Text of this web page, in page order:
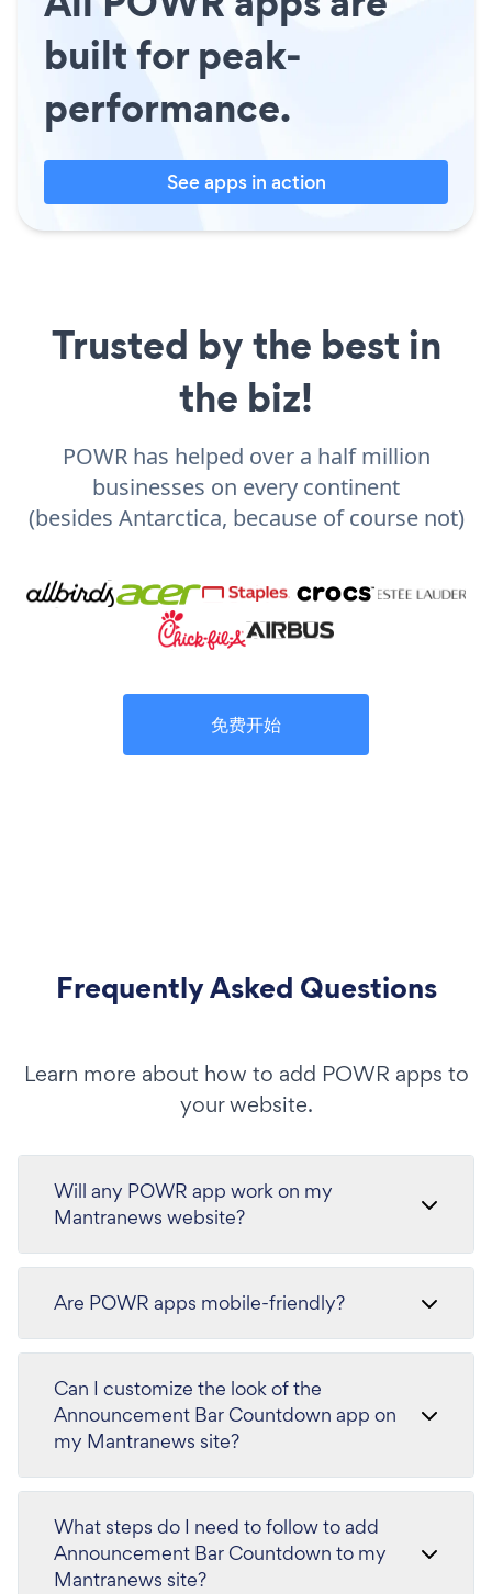
built for peak-
performance.
See apps in action
Trusted by the best in
the biz!
POWR has helped over a half million
businesses on every continent
(besides Antarctica, because of course not)
免费开始
Frequently Asked Questions
Learn more about how to add POWR apps to
your website.
Will any POWR app work on my
Mantranews website?
Are POWR apps mobile-friendly?
Can I customize the look of the
Announcement Bar Countdown app on
my Mantranews site?
What steps do I need to follow to add
Announcement Bar Countdown to my
Mantranews site?